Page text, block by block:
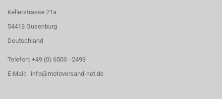
Kellerstrasse 21a
54413 Gusenburg
Deutschland
Telefon: +49 (0) 6503 - 2493
E-Mail: info@motoversand-net.de